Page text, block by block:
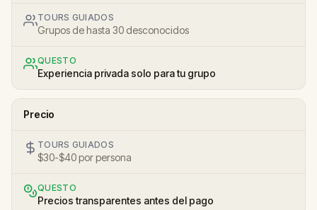
TOURS GUIADOS
Grupos de hasta 30 desconocidos
QUESTO
Experiencia privada solo para tu grupo
Precio
TOURS GUIADOS
$30-$40 por persona
QUESTO
Precios transparentes antes del pago